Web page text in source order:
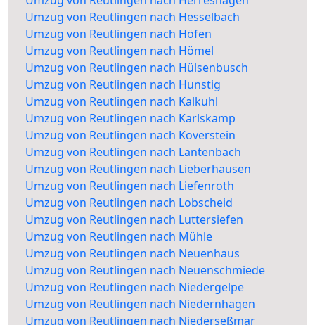
Umzug von Reutlingen nach Hesselbach
Umzug von Reutlingen nach Höfen
Umzug von Reutlingen nach Hömel
Umzug von Reutlingen nach Hülsenbusch
Umzug von Reutlingen nach Hunstig
Umzug von Reutlingen nach Kalkuhl
Umzug von Reutlingen nach Karlskamp
Umzug von Reutlingen nach Koverstein
Umzug von Reutlingen nach Lantenbach
Umzug von Reutlingen nach Lieberhausen
Umzug von Reutlingen nach Liefenroth
Umzug von Reutlingen nach Lobscheid
Umzug von Reutlingen nach Luttersiefen
Umzug von Reutlingen nach Mühle
Umzug von Reutlingen nach Neuenhaus
Umzug von Reutlingen nach Neuenschmiede
Umzug von Reutlingen nach Niedergelpe
Umzug von Reutlingen nach Niedernhagen
Umzug von Reutlingen nach Niederseßmar